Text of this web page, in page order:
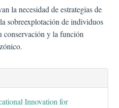
la necesidad de estrategias de
sobreexplotación de individuos
conservación y la función
Innovation for